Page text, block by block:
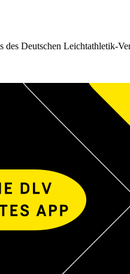
des Deutschen Leichtathletik-